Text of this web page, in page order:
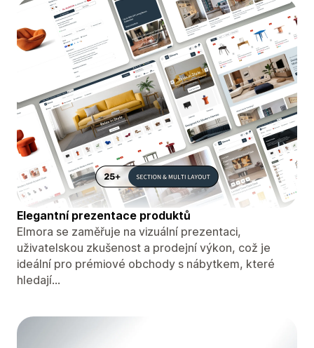
Elegantní prezentace produktů
Elmora se zaměřuje na vizuální prezentaci,
uživatelskou zkušenost a prodejní výkon, což je
ideální pro prémiové obchody s nábytkem, které
hledají...